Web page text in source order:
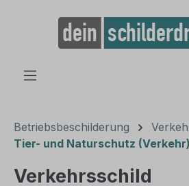
springen
Betriebsbeschilderung
Tier- und Naturschutz (Verkehr)
Verkehrsschild